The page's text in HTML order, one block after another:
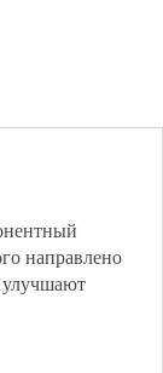
направлено
улучшают